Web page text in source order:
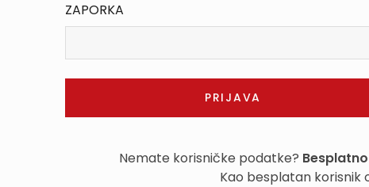
ZAPORKA
Nemate korisničke podatke?
Kao besplatan korisnik